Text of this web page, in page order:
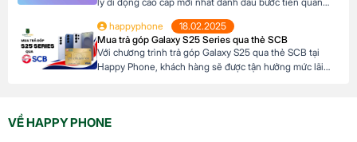
trúc tiên tiến và các tối ưu hóa tập trung vào hiệu suất,
hiệu quả năng lượng cùng trí tuệ nhân tạo, Dimensity […]
happyphone
18.02.2025
Mua trả góp Galaxy S25 Series qua thẻ SCB
Với chương trình trả góp Galaxy S25 qua thẻ SCB tại
Happy Phone, khách hàng sẽ được tận hưởng mức lãi
VỀ HAPPY PHONE